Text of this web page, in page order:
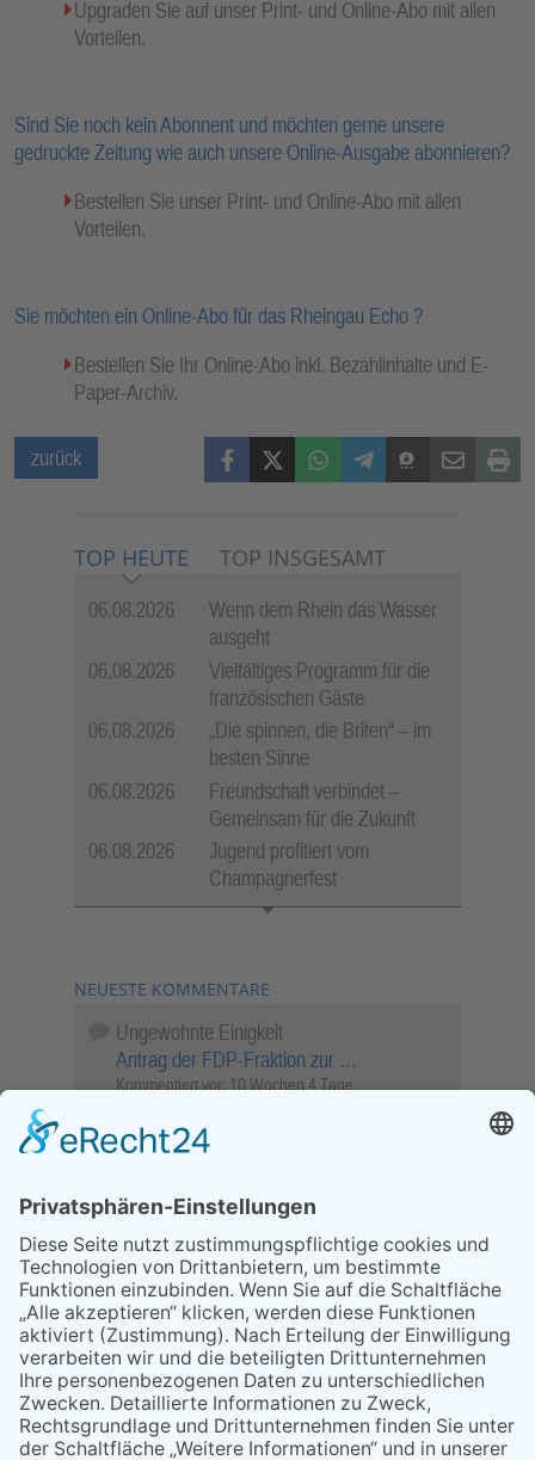
Upgraden Sie auf unser Print- und Online-Abo mit allen
Vorteilen.
Sind Sie noch kein Abonnent und möchten gerne unsere
gedruckte Zeitung wie auch unsere Online-Ausgabe abonnieren?
Bestellen Sie unser Print- und Online-Abo mit allen
Vorteilen.
Sie möchten ein Online-Abo für das Rheingau Echo ?
Bestellen Sie Ihr Online-Abo inkl. Bezahlinhalte und E-
Paper-Archiv.
zurück FacebookX (Twitter)WhatsAppTelegramThreemaMail Print
TOP HEUTE TOP INSGESAMT
06.08.2026
Wenn dem Rhein das Wasser
ausgeht
06.08.2026
Vielfältiges Programm für die
französischen Gäste
06.08.2026
„Die spinnen, die Briten“ – im
besten Sinne
06.08.2026
Freundschaft verbindet –
Gemeinsam für die Zukunft
06.08.2026
Jugend profitiert vom
Champagnerfest
NEUESTE KOMMENTARE
Ungewohnte Einigkeit
Antrag der FDP-Fraktion zur …
Kommentiert vor: 10 Wochen 4 Tage
Objekt …
Kommentiert vor: 25 Wochen 6 Tage
Sperrung für Wassersportler schlägt hohe
Wellen
Sperrung der Stillgewässer
Kommentiert vor:1 Jahr 50 Wochen
Literarischer Rückblick
Alte Schule
Kommentiert vor:3 Jahre 18 Wochen
Abschaltung der Straßenbeleuchtung
Abschaltung der Strassenbeleuchtung